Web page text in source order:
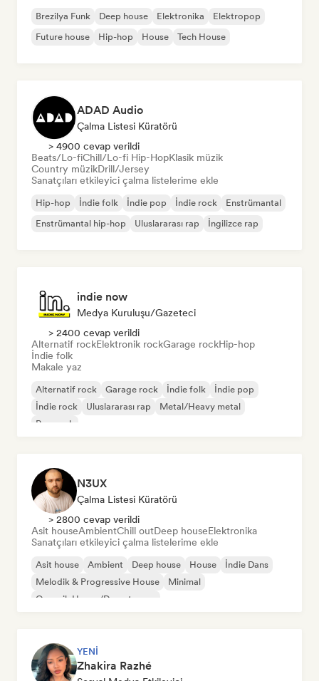
Brezilya Funk Deep house Elektronika
Elektropop
Future house
Hip-hop House Tech House
ADAD Audio
Çalma Listesi Küratörü
> 4900 cevap verildi
Beats/Lo-fiChill/Lo-fi Hip-HopKlasik müzik
Country müzikDrill/Jersey
Sanatçıları etkileyici çalma listelerime ekle
Hip-hop İndie folk İndie pop İndie rock
Enstrümantal
Enstrümantal hip-hop
Uluslararası rap İngilizce rap
indie now
Medya Kuruluşu/Gazeteci
> 2400 cevap verildi
Alternatif rockElektronik rockGarage rockHip-hop
İndie folk
Makale yaz
Alternatif rock Garage rock İndie folk
İndie pop
İndie rock
Uluslararası rap
Metal/Heavy metal
Pop rock
N3UX
Çalma Listesi Küratörü
> 2800 cevap verildi
Asit houseAmbientChill outDeep houseElektronika
Sanatçıları etkileyici çalma listelerime ekle
Asit house Ambient Deep house House
İndie Dans
Melodik & Progressive House
Minimal
Organik House/Downtempo
YENI
Zhakira Razhé